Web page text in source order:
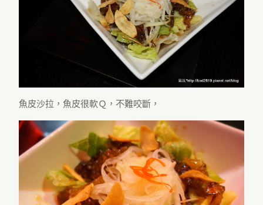
魚皮沙拉，魚皮很軟Ｑ，不難咬斷，